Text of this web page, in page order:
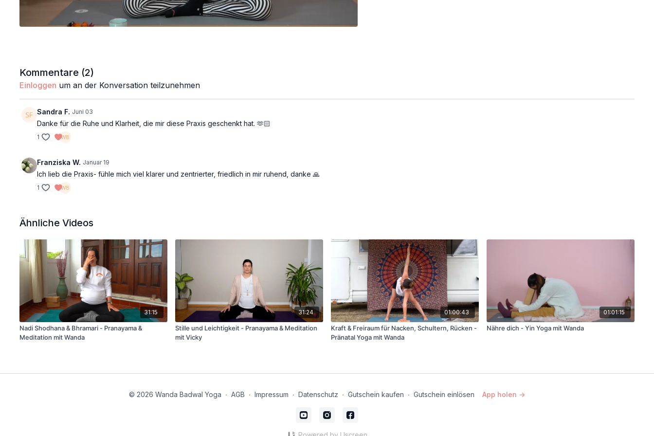
Kommentare (2)
Einloggen um an der Konversation teilzunehmen
Sandra F. Juni 03
Danke für die Ruhe und Klarheit, die mir diese Praxis geschenkt hat. 🫶🏻
1
Franziska W. Januar 19
Ich lieb die Praxis- fühle mich viel klarer und zentrierter, friedlich in mir ruhend, danke 🙏
1
Ähnliche Videos
31:15
Nadi Shodhana & Bhramari - Pranayama &
Meditation mit Wanda
31:24
Stille und Leichtigkeit - Pranayama & Meditation
mit Vicky
01:00:43
Kraft & Freiraum für Nacken, Schultern, Rücken -
Pränatal Yoga mit Wanda
01:01:15
Nähre dich - Yin Yoga mit Wanda
© 2026 Wanda Badwal Yoga ∙ AGB ∙ Impressum ∙ Datenschutz ∙ Gutschein kaufen ∙ Gutschein einlösen App holen ->